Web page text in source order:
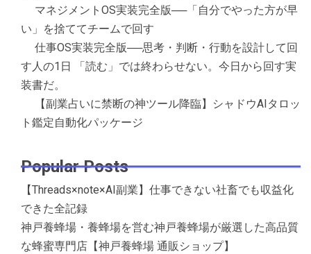
マネジメントOS実装完全版──「自分でやった方が早
い」を捨ててチームで回す
仕事OS実装完全版──思考・判断・行動を設計して回
す人の1日 「読む」では終わらせない。今日から回す実
装書だ。
【副業占いに禁断の神ツール降臨】シャドウAIタロッ
ト鑑定自動化パッケージ
Popular Posts
【Threads×note×AI副業】仕事できない社畜でも収益化
できた全記録
神戸養蜂場・養蜂場を営む神戸養蜂場が厳選した高品質
な蜂蜜専門店【神戸養蜂場 通販ショップ】